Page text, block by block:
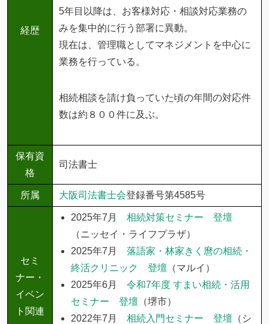
経歴
5年目以降は、お客様対応・相談対応業務の
みを集中的に行う部署に異動。
現在は、管理職としてマネジメントを中心に
業務を行っている。
相続相談を請け負っていた頃の年間の対応件
数は約８００件に及ぶ。
保有資
格
司法書士
所属 大阪司法書士会登録番号第4585号
セミ
ナー・
イベン
ト関連
2025年7月 相続対策セミナー 登壇
（ニッセイ・ライフプラザ）
2025年7月 落語家・林家きく麿の相続・
終活クリニック 登壇 （マルイ）
2025年6月 令和7年度 すまい相続・活用
セミナー 登壇 （堺市）
2022年7月 相続入門セミナー 登壇 （シ